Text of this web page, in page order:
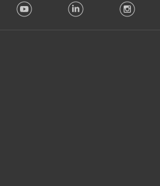
Youtube LinkedIn